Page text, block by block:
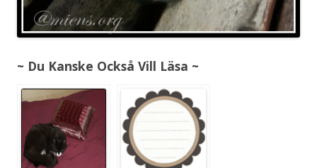
~ Du Kanske Också Vill Läsa ~